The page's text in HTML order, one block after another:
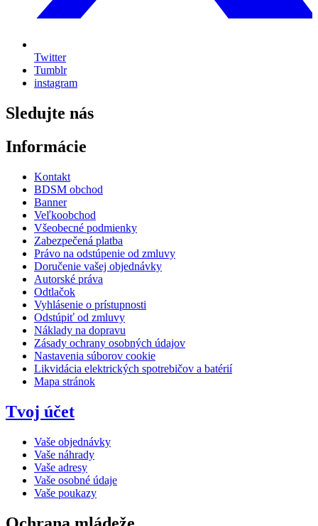
Twitter
Tumblr
instagram
Sledujte nás
Informácie
Kontakt
BDSM obchod
Banner
Veľkoobchod
Všeobecné podmienky
Zabezpečená platba
Právo na odstúpenie od zmluvy
Doručenie vašej objednávky
Autorské práva
Odtlačok
Vyhlásenie o prístupnosti
Odstúpiť od zmluvy
Náklady na dopravu
Zásady ochrany osobných údajov
Nastavenia súborov cookie
Likvidácia elektrických spotrebičov a batérií
Mapa stránok
Tvoj účet
Vaše objednávky
Vaše náhrady
Vaše adresy
Vaše osobné údaje
Vaše poukazy